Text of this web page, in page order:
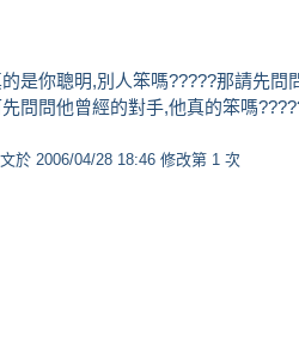
是你聰明,別人笨嗎?????那請先
問問他曾經的對手,他真的笨嗎
於 2006/04/28 18:46 修改第 1 次